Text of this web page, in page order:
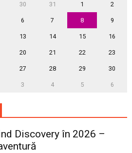
30 31 1 2
6 7 8 9
13 14 15 16
20 21 22 23
27 28 29 30
3 4 5 6
Discovery în 2026 –